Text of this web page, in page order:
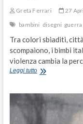
Greta Ferrari
27
bambini disegni
Tra colori sbiaditi,
scompaiono, i bimbi
violenza cambia la
Leggi tuttoColori
confini
che